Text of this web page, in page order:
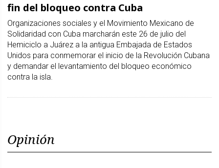
fin del bloqueo contra Cuba
Organizaciones sociales y el Movimiento Mexicano de
Solidaridad con Cuba marcharán este 26 de julio del
Hemiciclo a Juárez a la antigua Embajada de Estados
Unidos para conmemorar el inicio de la Revolución Cubana
y demandar el levantamiento del bloqueo económico
contra la isla.
Opinión